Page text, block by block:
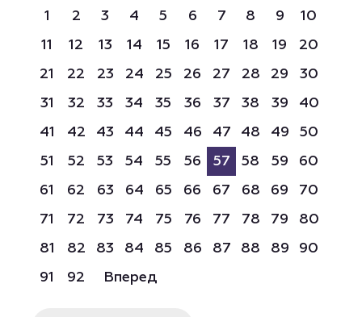
1 2 3 4 5 6 7 8 9
10
11
12 13 14 15 16 17 18 19
20
21
22 23 24 25 26 27 28 29
30
31
32 33 34 35 36 37 38 39
40
41
42 43 44 45 46 47 48 49
50
51
52 53 54 55 56 57 58 59
60
61
62 63 64 65 66 67 68 69
70
71
72 73 74 75 76 77 78 79
80
81
82 83 84 85 86 87 88 89
90
91
92 Вперед